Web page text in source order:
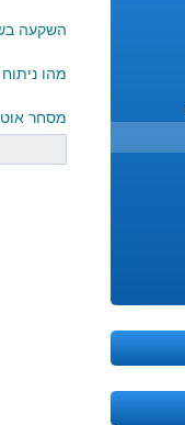
השקעה
מהו ניתוח
מסחר